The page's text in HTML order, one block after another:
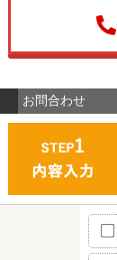
お問合わせ